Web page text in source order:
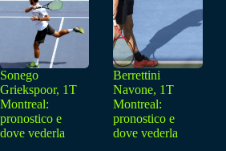
Sonego
Griekspoor, 1T
Montreal:
pronostico e
dove vederla
Berrettini
Navone, 1T
Montreal:
pronostico e
dove vederla